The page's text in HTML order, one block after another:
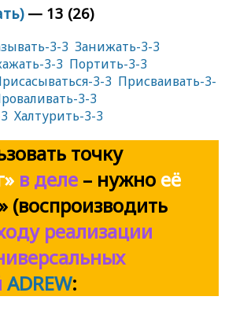
— 13 (26)
3-3 Занижать-3-3
3-3 Портить-3-3
3-3 Присваивать-3-
3-3
Халтурить-3-3
точку
в деле – нужно её
(воспроизводить
реализации
ADREW: